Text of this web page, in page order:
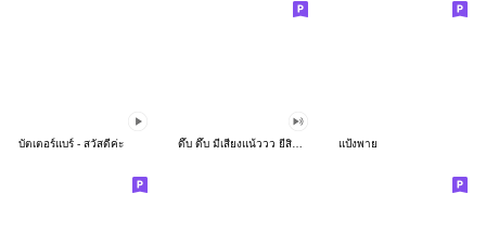
บัตเตอร์แบร์ - สวัสดีค่ะ แป้งพาย